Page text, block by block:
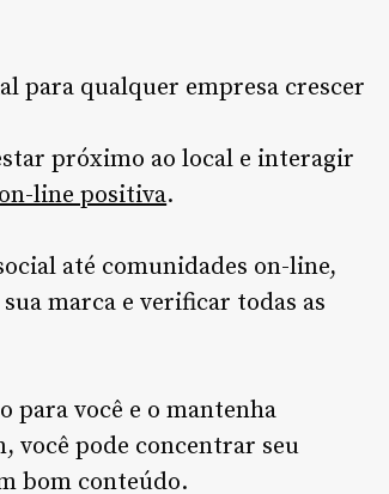
para qualquer empresa crescer
próximo ao local e interagir
line positiva.
até comunidades on-line,
marca e verificar todas as
para você e o mantenha
você pode concentrar seu
bom conteúdo.